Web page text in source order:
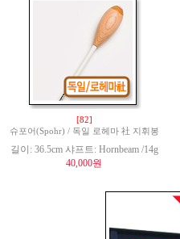
[82]
슈포어(Spohr) / 독일 로헤마 社 지휘봉
길이: 36.5cm 샤프트: Hornbeam /14g
40,000원